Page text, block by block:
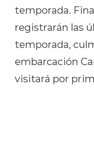
temporada.
registrarán las
temporada,
embarcación
visitará por